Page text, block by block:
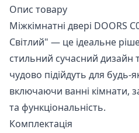
Опис товару
Міжкімнатні двері DOORS
Світлий" — це ідеальне
стильний сучасний дизайн
чудово підійдуть для
включаючи ванні кімнати,
та функціональність.
Комплектація